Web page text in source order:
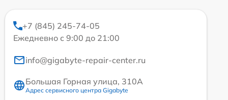
+7 (845) 245-74-05
Ежедневно с 9:00 до 21:00
info@gigabyte-repair-center.ru
Большая Горная улица, 310А
Адрес сервисного центра Gigabyte